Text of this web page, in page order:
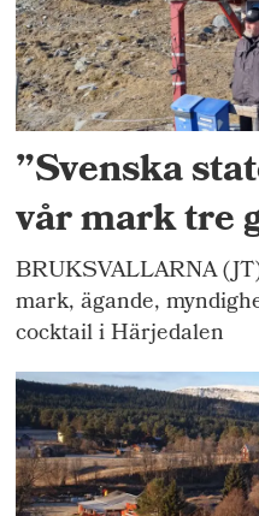
”Svenska
vår mark tre
BRUKSVALLARNA
mark, ägande,
cocktail i Härjedalen